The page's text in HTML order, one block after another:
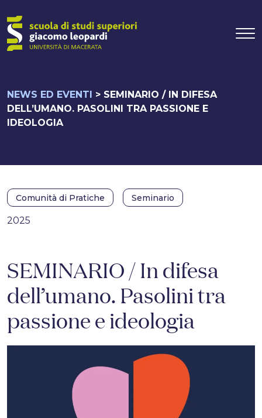
Navigazione
NEWS ED EVENTI > SEMINARIO / IN DIFESA
DELL’UMANO. PASOLINI TRA PASSIONE E
IDEOLOGIA
Comunità di Pratiche Seminario
2025
SEMINARIO / In difesa
dell’umano. Pasolini tra
passione e ideologia